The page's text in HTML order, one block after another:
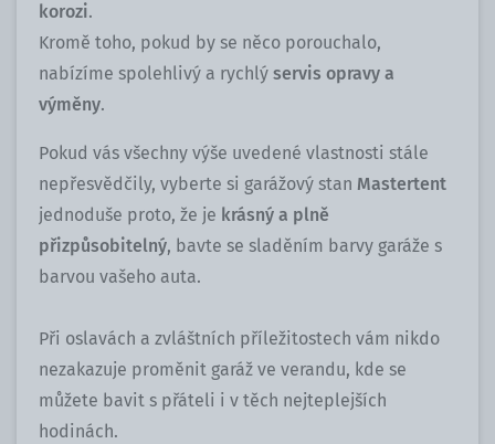
korozi.
Kromě toho, pokud by se něco porouchalo,
nabízíme spolehlivý a rychlý servis opravy a
výměny.
Pokud vás všechny výše uvedené vlastnosti stále
nepřesvědčily, vyberte si garážový stan Mastertent
jednoduše proto, že je krásný a plně
přizpůsobitelný, bavte se sladěním barvy garáže s
barvou vašeho auta.
Při oslavách a zvláštních příležitostech vám nikdo
nezakazuje proměnit garáž ve verandu, kde se
můžete bavit s přáteli i v těch nejteplejších
hodinách.